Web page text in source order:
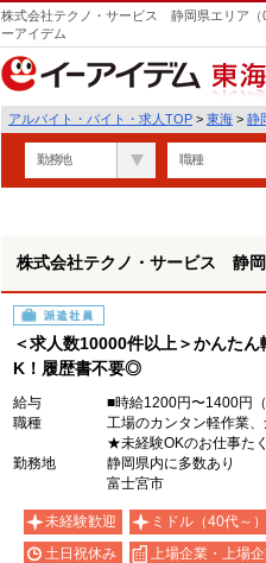
株式会社テクノ・サービス 静岡県エリア（
ーアイデム
東海
アルバイト・バイト・求人TOP > 東海 > 静
勤務地 職種
株式会社テクノ・サービス 静岡
派遣社員
＜求人数10000件以上＞かんた
K！履歴書不要◎
給与
■時給1200円〜1400円
職種
工場のカンタン軽作業
★未経験OKのお仕事た
勤務地
静岡県内に多数あり
富士宮市
未経験歓迎 ミドル（40代～
土日祝休み
上場企業・上場